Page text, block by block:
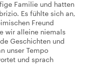
Familie und hatten
Es fühlte sich an,
Freund
wir alleine niemals
Geschichten und
unser Tempo
und sprach